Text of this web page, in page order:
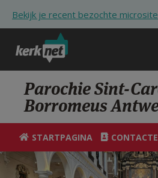
Bekijk je recent bezochte
STARTPAGINA
KERK
VIERINGEN
SHOP
Parochie Sint-
Borromeus
STARTPAGINA